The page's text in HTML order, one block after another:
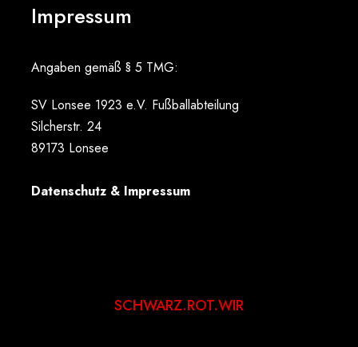
Impressum
Angaben gemäß § 5 TMG:
SV Lonsee 1923 e.V. Fußballabteilung
Silcherstr. 24
89173 Lonsee
Datenschutz & Impressum
SCHWARZ.ROT.WIR